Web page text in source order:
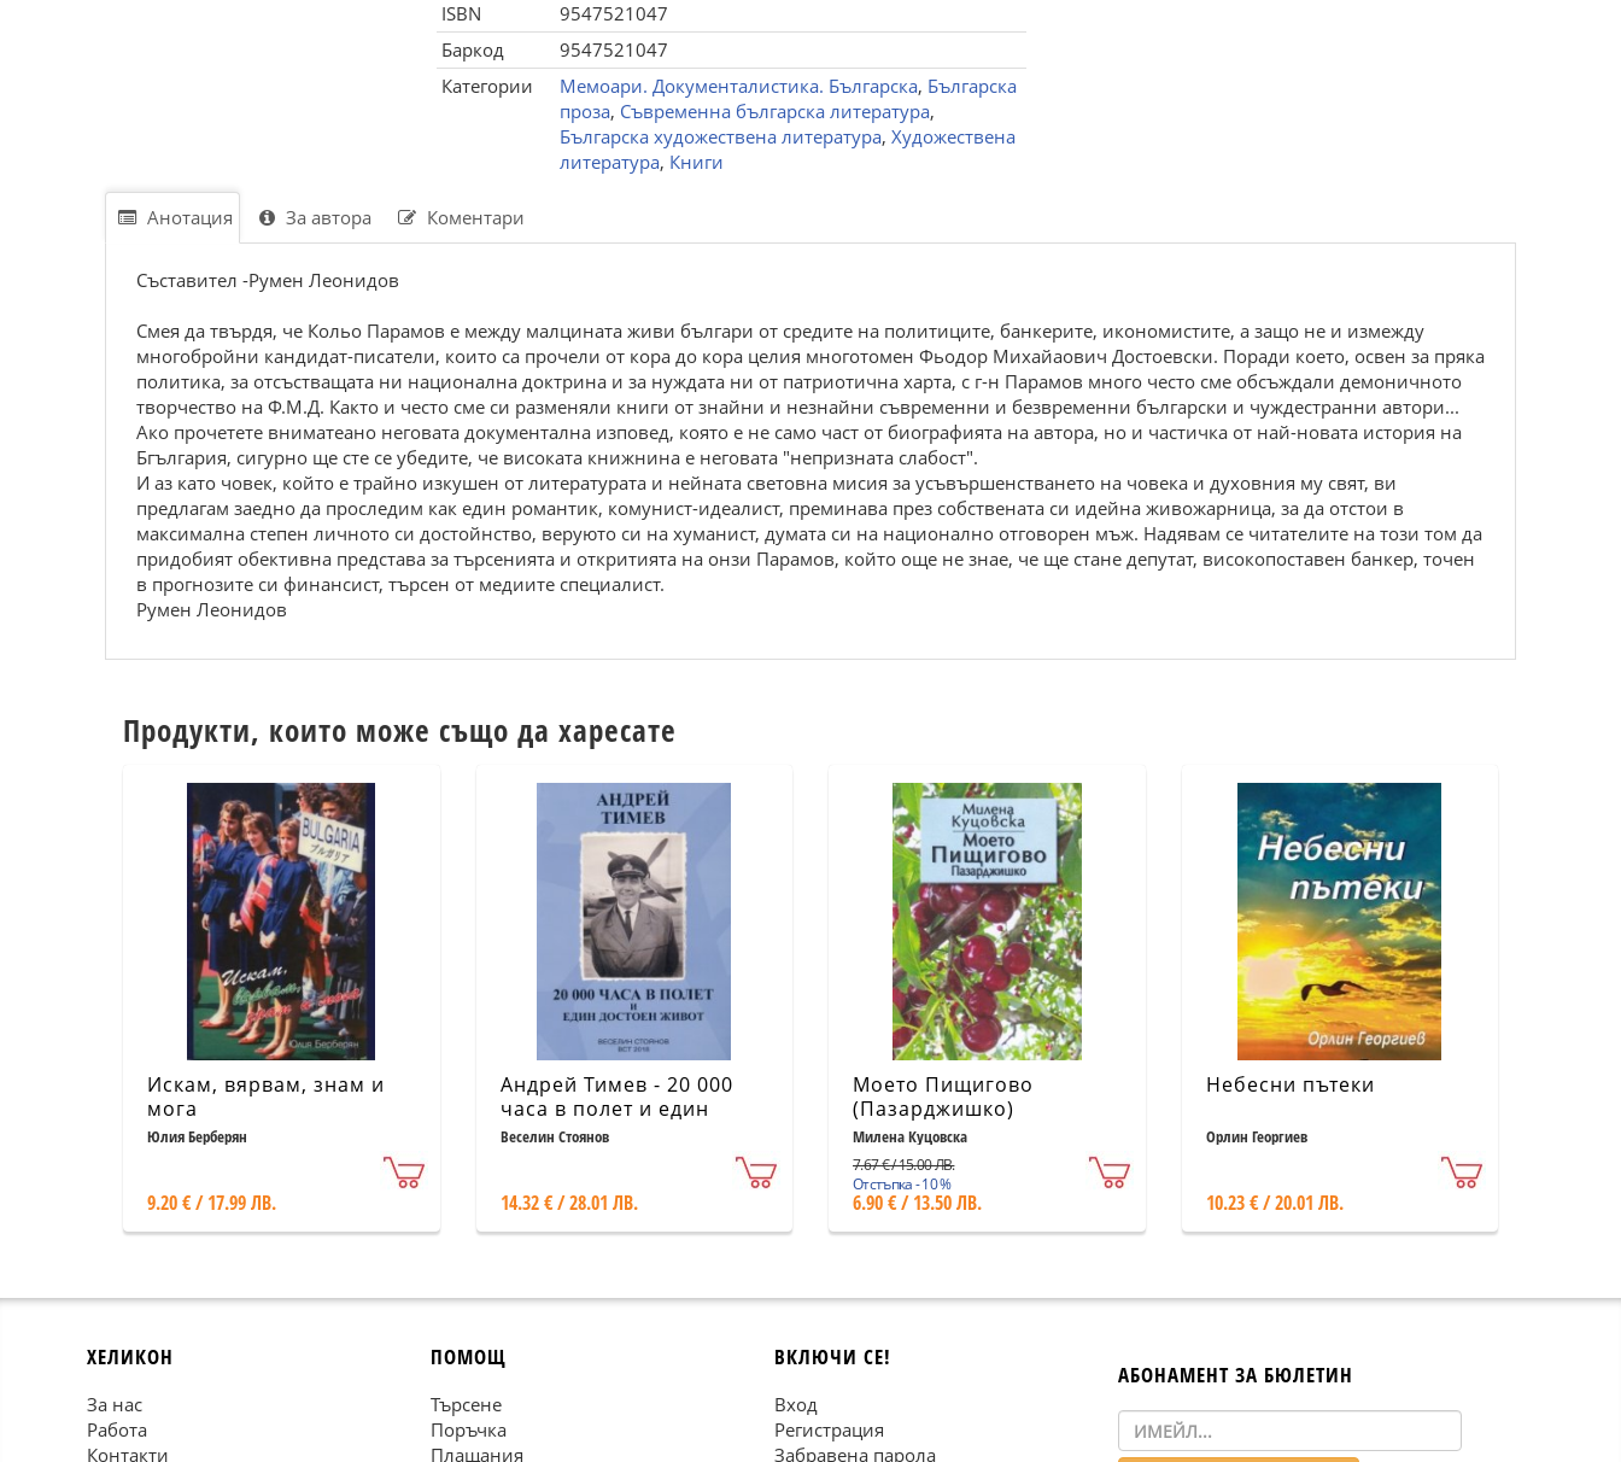
ISBN
9547521047
Баркод
9547521047
Категории
Мемоари. Документалистика. Българска, Българска
проза, Съвременна българска литература,
Българска художествена литература, Художествена
литература, Книги
Анотация За автора Коментари
Съставител -Румен Леонидов
Смея да твърдя, че Кольо Парамов е между малцината живи българи от средите на политиците, банкерите, икономистите, а защо не и измежду
многобройни кандидат-писатели, които са прочели от кора до кора целия многотомен Фьодор Михайаович Достоевски. Поради което, освен за пряка
политика, за отсъстващата ни национална доктрина и за нуждата ни от патриотична харта, с г-н Парамов много често сме обсъждали демоничното
творчество на Ф.М.Д. Както и често сме си разменяли книги от знайни и незнайни съвременни и безвременни български и чуждестранни автори...
Ако прочетете вниматеано неговата документална изповед, която е не само част от биографията на автора, но и частичка от най-новата история на
Бгългария, сигурно ще сте се убедите, че високата книжнина е неговата "непризната слабост".
И аз като човек, който е трайно изкушен от литературата и нейната световна мисия за усъвършенстването на човека и духовния му свят, ви
предлагам заедно да проследим как един романтик, комунист-идеалист, преминава през собствената си идейна живожарница, за да отстои в
максимална степен личното си достойнство, веруюто си на хуманист, думата си на национално отговорен мъж. Надявам се читателите на този том да
придобият обективна представа за търсенията и откритията на онзи Парамов, който още не знае, че ще стане депутат, високопоставен банкер, точен
в прогнозите си финансист, търсен от медиите специалист.
Румен Леонидов
Продукти, които може също да харесате
Искам, вярвам, знам и
мога
Юлия Берберян
9.20 € / 17.99 ЛВ.
Андрей Тимев - 20 000
часа в полет и един
достоен живот
Веселин Стоянов
14.32 € / 28.01 ЛВ.
Моето Пищигово
(Пазарджишко)
Милена Куцовска
7.67 € / 15.00 ЛВ.
Отстъпка - 10 %
6.90 € / 13.50 ЛВ.
Небесни пътеки
Орлин Георгиев
10.23 € / 20.01 ЛВ.
ХЕЛИКОН
За нас
Работа
Контакти
ПОМОЩ
Търсене
Поръчка
Плащания
ВКЛЮЧИ СЕ!
Вход
Регистрация
Забравена парола
АБОНАМЕНТ ЗА БЮЛЕТИН